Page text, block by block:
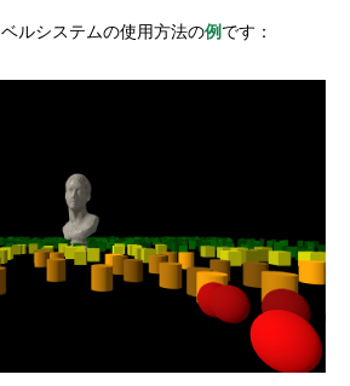
ルシステムの使用方法の例です：